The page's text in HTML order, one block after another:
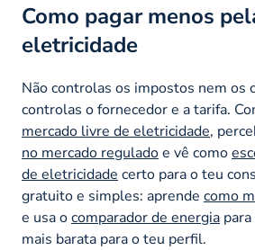
Como pagar menos
eletricidade
Não controlas os impostos nem os
controlas o fornecedor e a tarifa.
mercado livre de eletricidade,
no mercado reguladoe vê como
de eletricidade certo para o teu
gratuito e simples: aprende como
e usa ocomparador de energia
mais barata para o teu perfil.